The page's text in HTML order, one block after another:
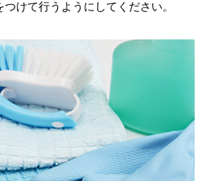
けて行うようにしてください。